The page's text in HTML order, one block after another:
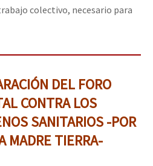
colectivo, necesario para
DEL FORO
CONTRA LOS
SANITARIOS -POR
MADRE TIERRA-